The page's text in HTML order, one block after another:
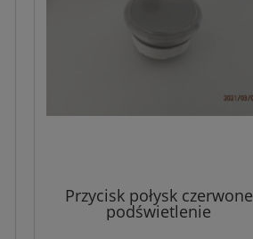
Przycisk połysk czerwone
podświetlenie
FAA25090AD111 - OTIS